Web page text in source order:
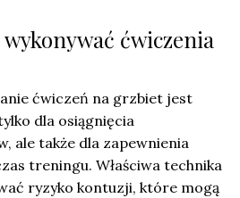
wykonywać ćwiczenia
ćwiczeń na grzbiet jest
dla osiągnięcia
ale także dla zapewnienia
treningu. Właściwa technika
ryzyko kontuzji, które mogą